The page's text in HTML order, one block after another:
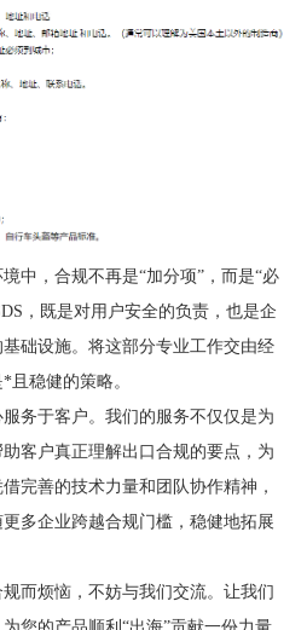
中，合规不再是“加分项”，而是“必
，既是对用户安全的负责，也是企
础设施。将这部分专业工作交由经
稳健的策略。
务于客户。我们的服务不仅仅是为
客户真正理解出口合规的要点，为
完善的技术力量和团队协作精神，
多企业跨越合规门槛，稳健地拓展
而烦恼，不妨与我们交流。让我们